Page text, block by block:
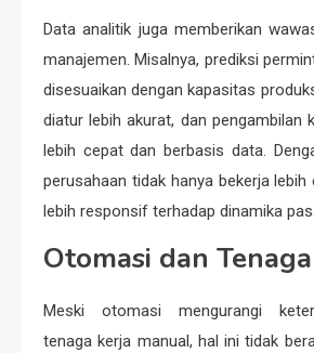
Data analitik juga memberikan
manajemen. Misalnya, prediksi
disesuaikan dengan kapasitas
diatur lebih akurat, dan pengambilan
lebih cepat dan berbasis data.
perusahaan tidak hanya bekerja
lebih responsif terhadap dinamika
Otomasi dan
Meski otomasi mengurangi
tenaga kerja manual, hal ini tidak